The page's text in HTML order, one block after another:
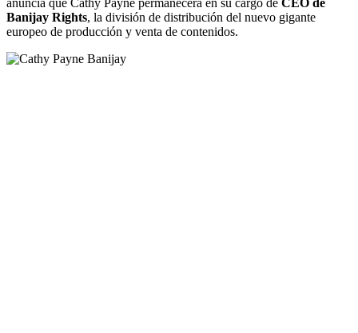
Banijay Rights, la división de distribución del nuevo gigante
europeo de producción y venta de contenidos.